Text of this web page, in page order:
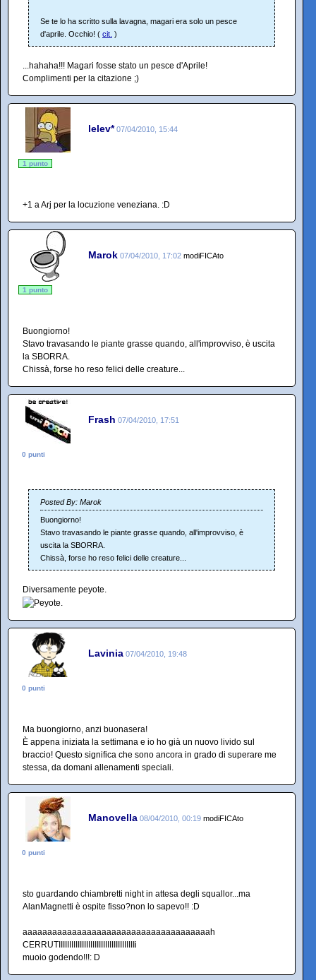
Se te lo ha scritto sulla lavagna, magari era solo un pesce
d'aprile. Occhio! ( cit. )
...hahaha!!! Magari fosse stato un pesce d'Aprile!
Complimenti per la citazione ;)
lelev* 07/04/2010, 15:44
1 punto
+1 a Arj per la locuzione veneziana. :D
Marok 07/04/2010, 17:02 modiFICAto
1 punto
Buongiorno!
Stavo travasando le piante grasse quando, all'improvviso, è uscita
la SBORRA.
Chissà, forse ho reso felici delle creature...
Frash 07/04/2010, 17:51
0 punti
Posted By: Marok
Buongiorno!
Stavo travasando le piante grasse quando, all'improvviso, è
uscita la SBORRA.
Chissà, forse ho reso felici delle creature...
Diversamente peyote.
Lavinia 07/04/2010, 19:48
0 punti
Ma buongiorno, anzi buonasera!
È appena iniziata la settimana e io ho già un nuovo livido sul
braccio! Questo significa che sono ancora in grado di superare me
stessa, da domani allenamenti speciali.
Manovella 08/04/2010, 00:19 modiFICAto
0 punti
sto guardando chiambretti night in attesa degli squallor...ma
AlanMagnetti è ospite fisso?non lo sapevo!! :D
aaaaaaaaaaaaaaaaaaaaaaaaaaaaaaaaaaaaaah
CERRUTIIIIIIIIIIIIIIIIIIIIIIIIIIIIIIIIIIIIi
muoio godendo!!!: D